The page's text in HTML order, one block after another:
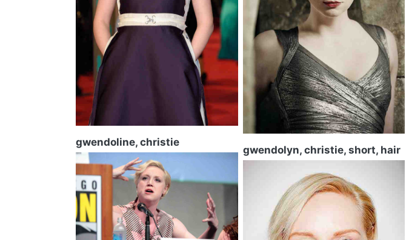
gwendoline, christie
gwendolyn, christie, short, hair